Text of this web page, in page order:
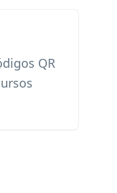
QR